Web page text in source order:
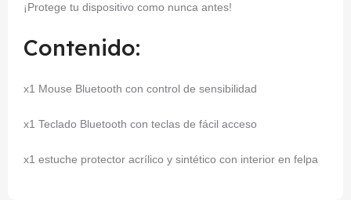
¡Protege tu dispositivo como nunca antes!
Contenido:
x1 Mouse Bluetooth con control de sensibilidad
x1 Teclado Bluetooth con teclas de fácil acceso
x1 estuche protector acrílico y sintético con interior en felpa